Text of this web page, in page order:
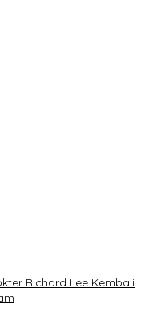
Richard Lee Kembali